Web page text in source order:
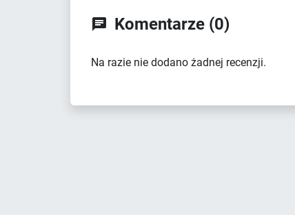
 Komentarze (0)
Na razie nie dodano żadnej recenzji.